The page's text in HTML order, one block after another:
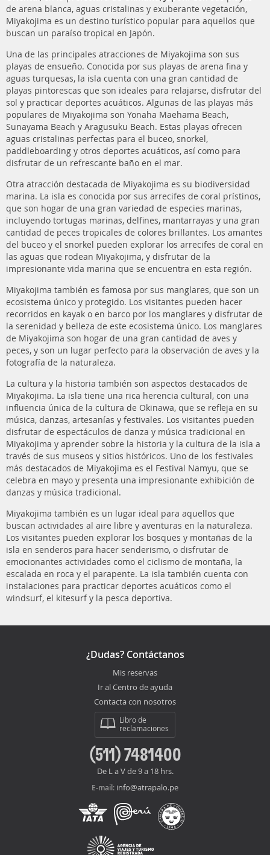
de arena blanca, aguas cristalinas y exuberante vegetación,
Miyakojima es un destino turístico popular para aquellos que
buscan un paraíso tropical en Japón.
Una de las principales atracciones de Miyakojima son sus
playas de ensueño. Conocida por sus playas de arena fina y
aguas turquesas, la isla cuenta con una gran cantidad de
playas pintorescas que son ideales para relajarse, disfrutar del
sol y practicar deportes acuáticos. Algunas de las playas más
populares de Miyakojima son Yonaha Maehama Beach,
Sunayama Beach y Aragusuku Beach. Estas playas ofrecen
aguas cristalinas perfectas para el buceo, snorkel,
paddleboarding y otros deportes acuáticos, así como para
disfrutar de un refrescante baño en el mar.
Otra atracción destacada de Miyakojima es su biodiversidad
marina. La isla es conocida por sus arrecifes de coral prístinos,
que son hogar de una gran variedad de especies marinas,
incluyendo tortugas marinas, delfines, mantarrayas y una gran
cantidad de peces tropicales de colores brillantes. Los amantes
del buceo y el snorkel pueden explorar los arrecifes de coral en
las aguas que rodean Miyakojima, y disfrutar de la
impresionante vida marina que se encuentra en esta región.
Miyakojima también es famosa por sus manglares, que son un
ecosistema único y protegido. Los visitantes pueden hacer
recorridos en kayak o en barco por los manglares y disfrutar de
la serenidad y belleza de este ecosistema único. Los manglares
de Miyakojima son hogar de una gran cantidad de aves y
peces, y son un lugar perfecto para la observación de aves y la
fotografía de la naturaleza.
La cultura y la historia también son aspectos destacados de
Miyakojima. La isla tiene una rica herencia cultural, con una
influencia única de la cultura de Okinawa, que se refleja en su
música, danzas, artesanías y festivales. Los visitantes pueden
disfrutar de espectáculos de danza y música tradicional en
Miyakojima y aprender sobre la historia y la cultura de la isla a
través de sus museos y sitios históricos. Uno de los festivales
más destacados de Miyakojima es el Festival Namyu, que se
celebra en mayo y presenta una impresionante exhibición de
danzas y música tradicional.
Miyakojima también es un lugar ideal para aquellos que
buscan actividades al aire libre y aventuras en la naturaleza.
Los visitantes pueden explorar los bosques y montañas de la
isla en senderos para hacer senderismo, o disfrutar de
emocionantes actividades como el ciclismo de montaña, la
escalada en roca y el parapente. La isla también cuenta con
instalaciones para practicar deportes acuáticos como el
windsurf, el kitesurf y la pesca deportiva.
¿Dudas? Contáctanos
Mis reservas
Ir al Centro de ayuda
Contacta con nosotros
Libro de
reclamaciones
(511) 7481400
De L a V de 9 a 18 hrs.
E-mail: info@atrapalo.pe